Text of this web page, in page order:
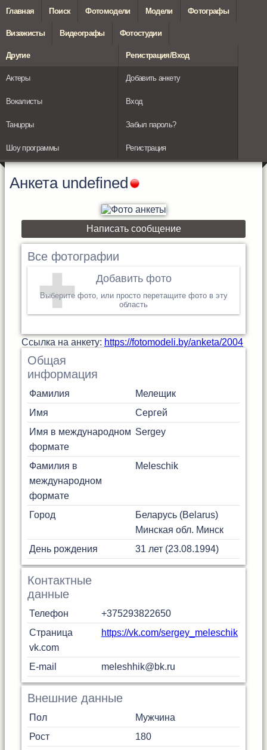
Главная Поиск Фотомодели Модели Фотографы
Визажисты Видеографы Фотостудии
Другие
Актеры
Вокалисты
Танцоры
Шоу программы
Регистрация/Вход
Добавить анкету
Вход
Забыл пароль?
Регистрация
Анкета undefined
Написать сообщение
Все фотографии
Добавить фото
Выберите фото, или просто перетащите фото в эту
область
Cсылка на анкету: https://fotomodeli.by/anketa/2004
Общая
информация
Фамилия
Мелещик
Имя
Сергей
Имя в международном
формате
Sergey
Фамилия в
международном
формате
Meleschik
Город
Беларусь (Belarus)
Минская обл. Минск
День рождения
31 лет (23.08.1994)
Контактные
данные
Телефон
+375293822650
Страница
vk.com
https://vk.com/sergey_meleschik
E-mail meleshhik@bk.ru
Внешние данные
Пол
Мужчина
Рост
180